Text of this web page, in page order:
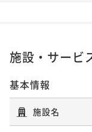
【最大22時間/
【早期割90】＜
施設・サービ
基本情報
施設名